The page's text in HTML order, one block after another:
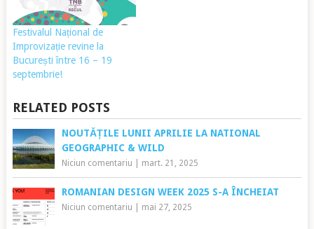
Festivalul Național de
Improvizație revine la
București între 16 – 19
septembrie!
RELATED POSTS
NOUTĂȚILE LUNII APRILIE LA NATIONAL
GEOGRAPHIC & WILD
Niciun comentariu mart. 21, 2025
ROMANIAN DESIGN WEEK 2025 S-A ÎNCHEIAT
Niciun comentariu mai 27, 2025